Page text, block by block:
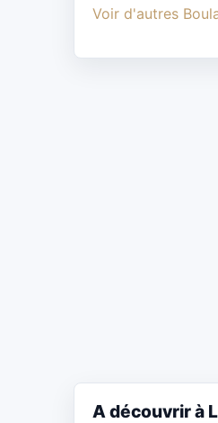
Voir d'autres
A découvrir à